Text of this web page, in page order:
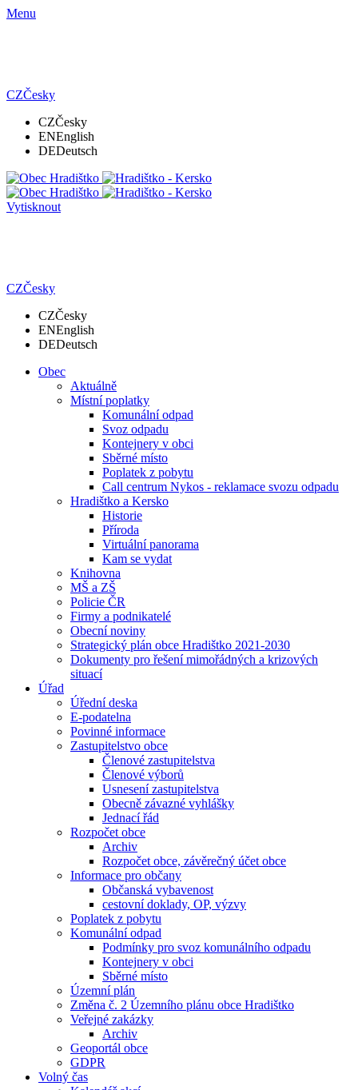
Menu
CZČesky
CZČesky
ENEnglish
DEDeutsch
Vytisknout
CZČesky
CZČesky
ENEnglish
DEDeutsch
Obec
Aktuálně
Místní poplatky
Komunální odpad
Svoz odpadu
Kontejnery v obci
Sběrné místo
Poplatek z pobytu
Call centrum Nykos - reklamace svozu odpadu
Hradištko a Kersko
Historie
Příroda
Virtuální panorama
Kam se vydat
Knihovna
MŠ a ZŠ
Policie ČR
Firmy a podnikatelé
Obecní noviny
Strategický plán obce Hradištko 2021-2030
Dokumenty pro řešení mimořádných a krizových
situací
Úřad
Úřední deska
E-podatelna
Povinné informace
Zastupitelstvo obce
Členové zastupitelstva
Členové výborů
Usnesení zastupitelstva
Obecně závazné vyhlášky
Jednací řád
Rozpočet obce
Archiv
Rozpočet obce, závěrečný účet obce
Informace pro občany
Občanská vybavenost
cestovní doklady, OP, výzvy
Poplatek z pobytu
Komunální odpad
Podmínky pro svoz komunálního odpadu
Kontejnery v obci
Sběrné místo
Územní plán
Změna č. 2 Územního plánu obce Hradištko
Veřejné zakázky
Archiv
Geoportál obce
GDPR
Volný čas